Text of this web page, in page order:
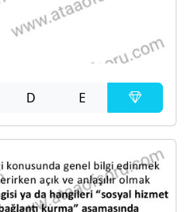
D E